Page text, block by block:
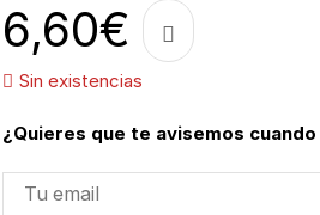
6,60€
Sin existencias
¿Quieres que te avisemos